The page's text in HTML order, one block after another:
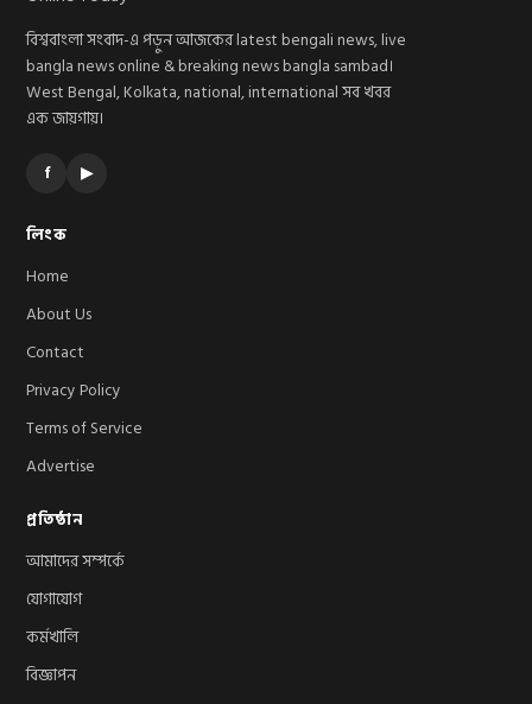
বিশ্ববাংলা সংবাদ-এ পড়ুন আজকের latest bengali news, live
bangla news online & breaking news bangla sambad।
West Bengal, Kolkata, national, international সব খবর
এক জায়গায়।
f ▶
লিংক
Home
About Us
Contact
Privacy Policy
Terms of Service
Advertise
প্রতিষ্ঠান
আমাদের সম্পর্কে
যোগাযোগ
কর্মখালি
বিজ্ঞাপন